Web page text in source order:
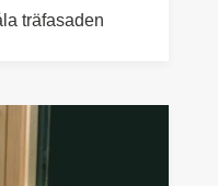
träfasaden